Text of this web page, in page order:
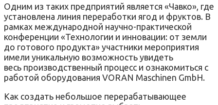
Одним из таких предприятий является «Чавко», где
установлена линия переработки ягод и фруктов. В
рамках международной научно-практической
конференции «Технологии и инновации: от земли
до готового продукта» участники мероприятия
имели уникальную возможность увидеть
весь производственный процесс и ознакомиться с
работой оборудования VORAN Maschinen GmbH.
Как создать небольшое перерабатывающее